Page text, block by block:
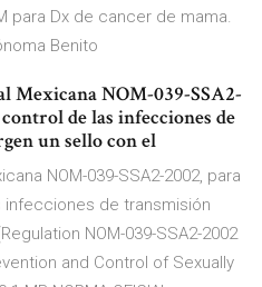
para Dx de cancer de mama.
Benito
Mexicana NOM-039-SSA2-
de las infecciones de
un sello con el
NOM-039-SSA2-2002, para
infecciones de transmisión
NOM-039-SSA2-2002
and Control of Sexually